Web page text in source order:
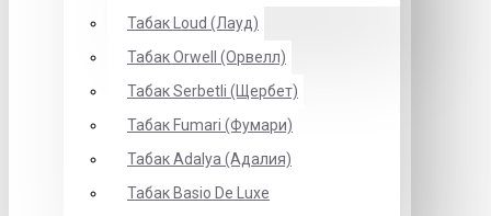
Табак Loud (Лауд)
Табак Orwell (Орвелл)
Табак Serbetli (Щербет)
Табак Fumari (Фумари)
Табак Adalya (Адалия)
Табак Basio De Luxe